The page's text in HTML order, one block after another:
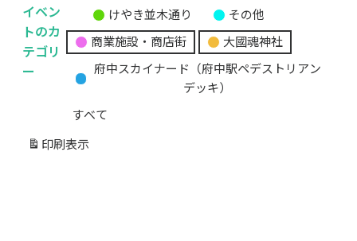
イベン
トのカ
テゴリ
ー
題
カ
ゴ
リ
けやき並木通り
その他
商業施設・商店街
大國魂神社
府中スカイナード（府中駅ペデストリアン
デッキ）
すべて
印刷 表示